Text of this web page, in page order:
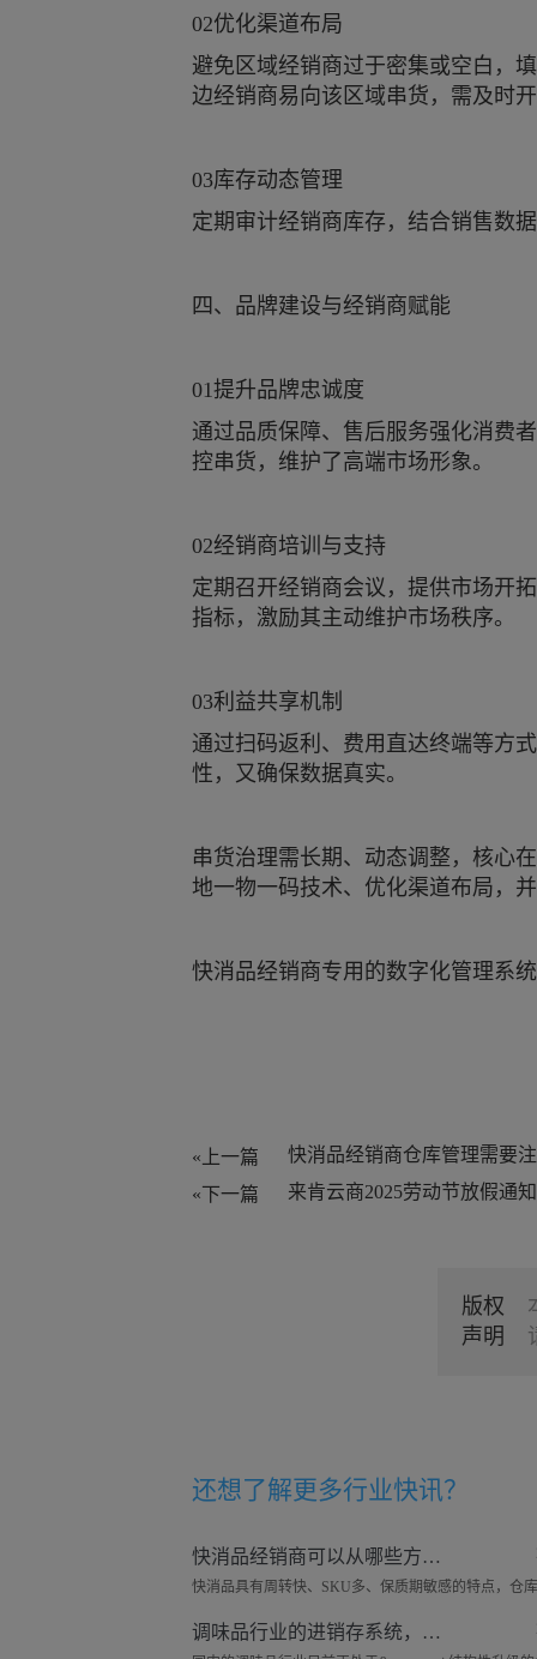
02优化渠道布局
避免区域经销商过于密集或空白，
边经销商易向该区域串货，需及时
03库存动态管理
定期审计经销商库存，结合销售数
四、品牌建设与经销商赋能
01提升品牌忠诚度
通过品质保障、售后服务强化消费
控串货，维护了高端市场形象。
02经销商培训与支持
定期召开经销商会议，提供市场开
指标，激励其主动维护市场秩序。
03利益共享机制
通过扫码返利、费用直达终端等方
性，又确保数据真实。
串货治理需长期、动态调整，核心
地一物一码技术、优化渠道布局，
快消品经销商专用的数字化管理系
«上一篇
«下一篇
来肯云商2025劳动节放假通知
版权
声明
还想了解更多行业快讯？
快消品经销商可以从哪些方面去做好仓库管理工作？
调味品行业的进销存系统，可以管理哪些东西？